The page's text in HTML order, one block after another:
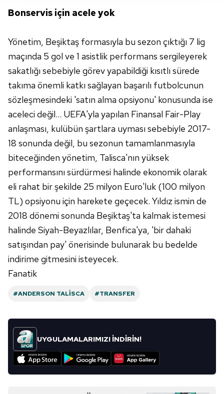
gösterilmeyecektir."
Sitemizde kendimize ve üçüncü kişilere ait çerezler
kullanılmaktadır. Bu çerezler vasıtasıyla çeşitli kişisel
verileriniz işlenmekte olup gerekli olan çerezler bilgi
toplumu hizmetlerinin sunulması amacıyla
kullanılmaktadır. Diğer çerezler, sitemizin daha işlevsel
kılınması ve kişiselleştirilmesi ve sizlere yönelik
reklam/pazarlama faaliyetlerinin yapılması, amaçlarıyla
sınırlı olarak açık rızanız dahilinde kullanılacaktır.
Çerezlere ilişkin tercihlerinizi aşağıda yer alan panel
vasıtasıyla belirleyebilirsiniz. Çerezlere ilişkin detaylı bilgi
için Ayarlar butonuna tıklayabilir,Çerez Bilgilendirme
Metnimiziziyaret edebilirsiniz.
6698 sayılı Kişisel Verilerin Korunması Kanunu uyarınca
hazırlanmış Aydınlatma Metnimizi okumak ve sitemizde
ilgili mevzuata uygun olarak kullanılan çerezlerle ilgili bilgi
almak için lütfen tıklayınız.
Bonservis için acele yok
Yönetim, Beşiktaş formasıyla bu sezon çıktığı 7 lig
maçında 5 gol ve 1 asistlik performans sergileyerek
sakatlığı sebebiyle görev yapabildiği kısıtlı sürede
takıma önemli katkı sağlayan başarılı futbolcunun
sözleşmesindeki 'satın alma opsiyonu' konusunda ise
aceleci değil... UEFA'yla yapılan Finansal Fair-Play
anlaşması, kulübün şartlara uyması sebebiyle 2017-
18 sonunda değil, bu sezonun tamamlanmasıyla
biteceğinden yönetim, Talisca'nın yüksek
performansını sürdürmesi halinde ekonomik olarak
eli rahat bir şekilde 25 milyon Euro'luk (100 milyon
TL) opsiyonu için harekete geçecek. Yıldız ismin de
2018 dönemi sonunda Beşiktaş'ta kalmak istemesi
halinde Siyah-Beyazlılar, Benfica'ya, 'bir dahaki
satışından pay' önerisinde bulunarak bu bedelde
indirime gitmesini isteyecek.
Fanatik
#ANDERSON TALISCA #TRANSFER
UYGULAMALARIMIZI İNDİRİN!